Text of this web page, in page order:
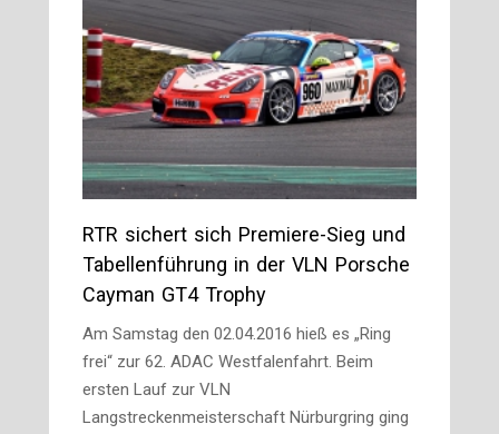
RTR sichert sich Premiere-Sieg und
Tabellenführung in der VLN Porsche
Cayman GT4 Trophy
Am Samstag den 02.04.2016 hieß es „Ring
frei“ zur 62. ADAC Westfalenfahrt. Beim
ersten Lauf zur VLN
Langstreckenmeisterschaft Nürburgring ging